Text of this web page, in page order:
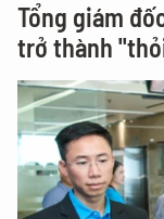
Tổng giám
trở thành